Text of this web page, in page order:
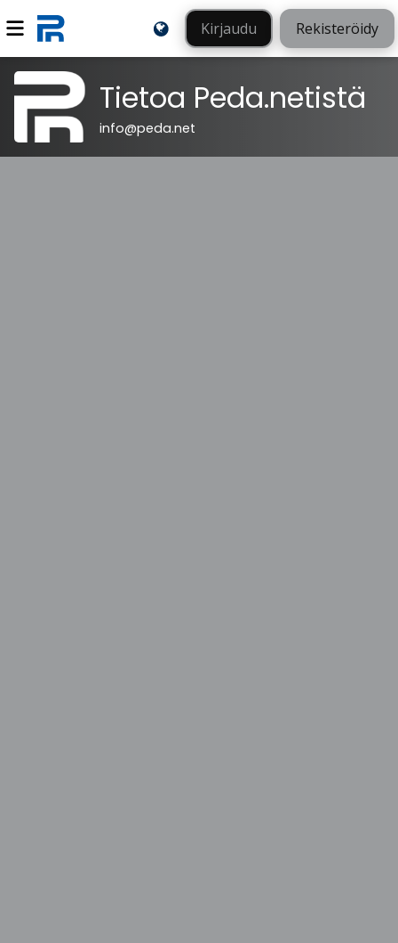
Kirjaudu Rekisteröidy
Tietoa Peda.netistä
info@peda.net